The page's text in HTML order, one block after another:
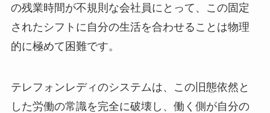
の残業時間が不規則な会社員にとって、この固定
されたシフトに自分の生活を合わせることは物理
的に極めて困難です。
テレフォンレディのシステムは、この旧態依然と
した労働の常識を完全に破壊し、働く側が自分の